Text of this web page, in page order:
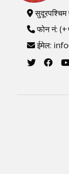
सुदूरपश्चिम
फोन नं:
ईमेल: